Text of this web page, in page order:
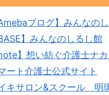
Amebaブログ】みんなの
BASE】みんなのしるし館
note】想い紡ぐ介護士ナ
ート介護士公式サイト
キサロン&スクール 明